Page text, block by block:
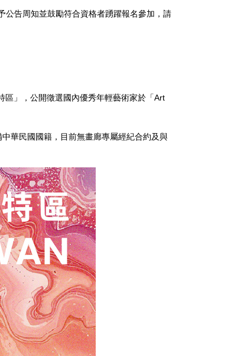
公告周知並鼓勵符合資格者踴躍報名參加，請
區」，公開徵選國內優秀年輕藝術家於「Art
華民國國籍，目前無畫廊專屬經紀合約及與